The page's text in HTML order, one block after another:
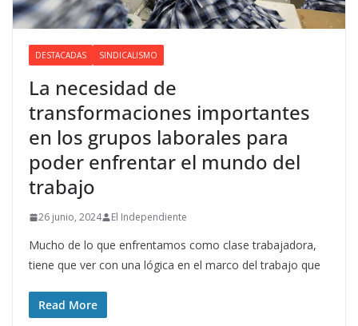
DESTACADAS SINDICALISMO
La necesidad de
transformaciones importantes
en los grupos laborales para
poder enfrentar el mundo del
trabajo
26 junio, 2024 El Independiente
Mucho de lo que enfrentamos como clase trabajadora,
tiene que ver con una lógica en el marco del trabajo que
Read More